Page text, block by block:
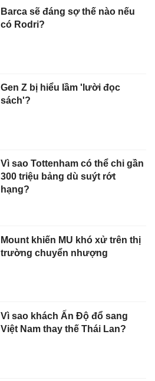
Barca sẽ đáng sợ thế nào nếu
có Rodri?
Gen Z bị hiểu lầm 'lười đọc
sách'?
Vì sao Tottenham có thể chi gần
300 triệu bảng dù suýt rớt
hạng?
Mount khiến MU khó xử trên thị
trường chuyển nhượng
Vì sao khách Ấn Độ đổ sang
Việt Nam thay thế Thái Lan?